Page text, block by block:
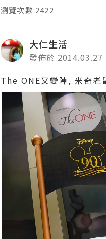
瀏覽次數:2422
大仁生活
發佈於 2014.03.27
The ONE又變陣, 米奇老